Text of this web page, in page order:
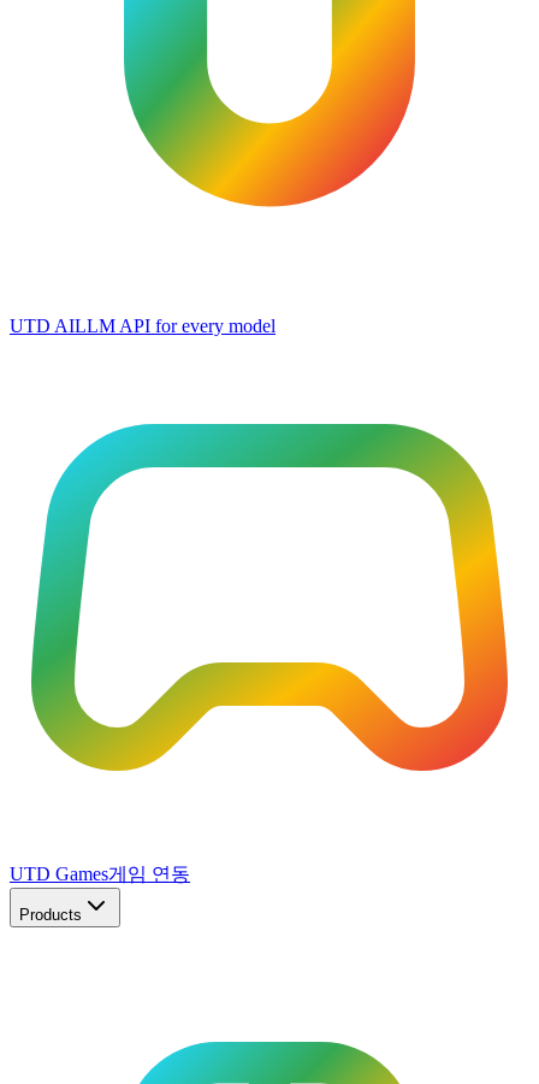
UTD AILLM API for every model
UTD Games게임 연동
Products